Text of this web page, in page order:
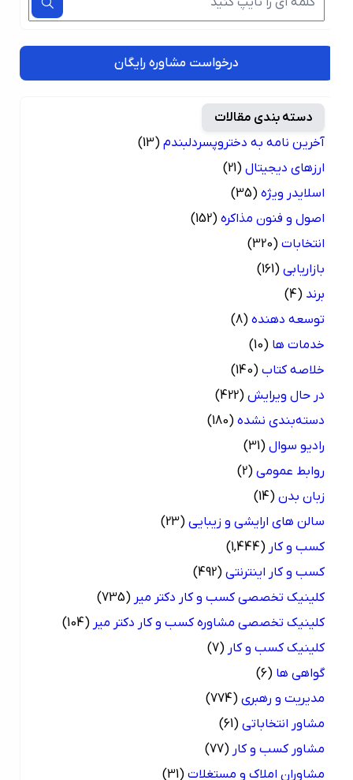
درخواست مشاوره رایگان
دسته بندی مقالات
آخرین نامه به دختروپسردلبندم (13)
ارزهای دیجیتال (21)
اسلایدر ویژه (35)
اصول و فنون مذاکره (152)
انتخابات (320)
بازاریابی (161)
(4)
توسعه دهنده (8)
خدمات ها (10)
خلاصه کتاب (140)
در حال ویرایش (422)
دسته‌بندی نشده (180)
رادیو سوال (31)
روابط عمومی (2)
زبان بدن (14)
سالن های ارایشی و زیبایی (23)
کسب و کار (1,444)
کسب و کار اینترنتی (492)
کلینیک تخصصی کسب و کار دکتر میر (735)
کلینیک تخصصی مشاوره کسب و کار دکتر میر (104)
کلینیک کسب و کار (7)
گواهی ها (6)
مدیریت و رهبری (774)
مشاور انتخاباتی (61)
مشاور کسب و کار (77)
مشاوران املاک و مستغلات (31)